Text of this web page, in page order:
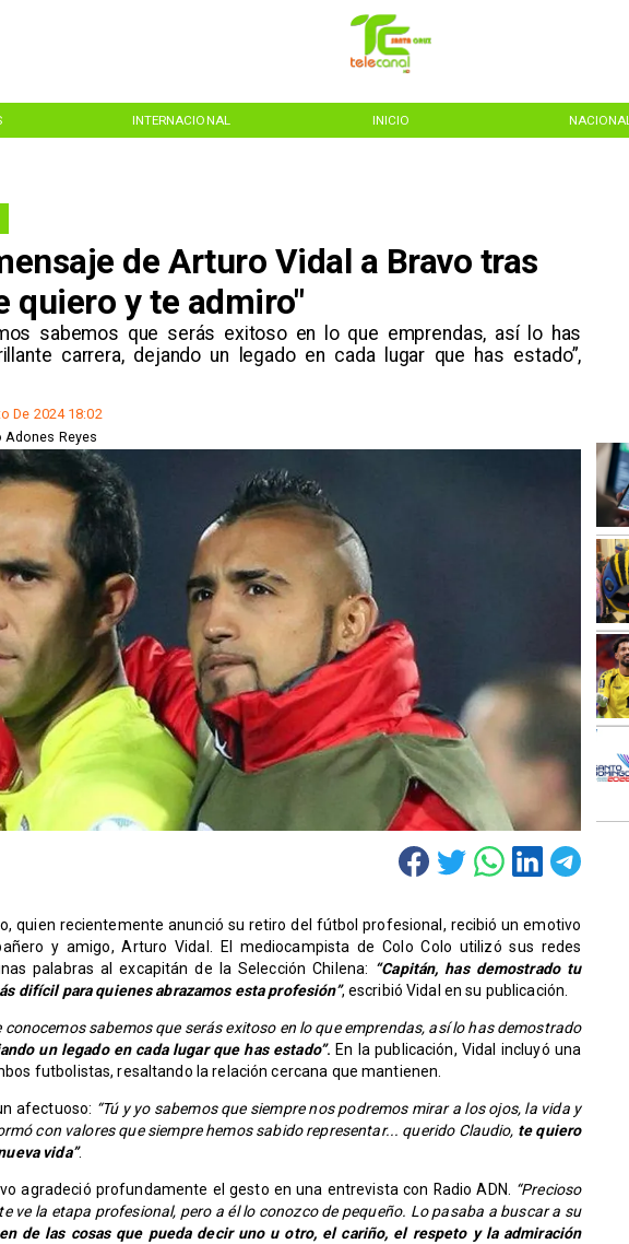
INICIO NACIONAL REGIONES
de Arturo Vidal a Bravo tras
quiero y te admiro"
sabemos que serás exitoso en lo que emprendas, así lo has
carrera, dejando un legado en cada lugar que has estado”,
De 2024 18:02
Reyes
quien recientemente anunció su retiro del fútbol profesional, recibió un emotivo
y amigo, Arturo Vidal. El mediocampista de Colo Colo utilizó sus redes
palabras al excapitán de la Selección Chilena: “Capitán, has demostrado tu
difícil para quienes abrazamos esta profesión”, escribió Vidal en su publicación.
conocemos sabemos que serás exitoso en lo que emprendas, así lo has demostrado
un legado en cada lugar que has estado”. En la publicación, Vidal incluyó una
futbolistas, resaltando la relación cercana que mantienen.
afectuoso: “Tú y yo sabemos que siempre nos podremos mirar a los ojos, la vida y
con valores que siempre hemos sabido representar... querido Claudio, te quiero
vida”.
agradeció profundamente el gesto en una entrevista con Radio ADN.
“Precioso
ve la etapa profesional, pero a él lo conozco de pequeño. Lo pasaba a buscar a su
de las cosas que pueda decir uno u otro, el cariño, el respeto y la admiración